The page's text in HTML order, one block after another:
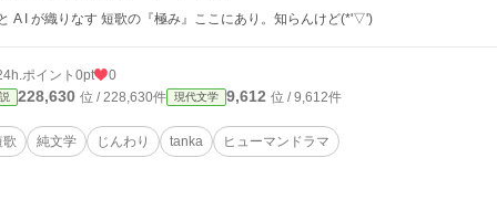
A I が織りなす 短歌の『極み』ここにあり。知らんけど(*'▽')
ポイント 0pt 0
228,630 位 / 228,630件 現代文学 9,612 位 / 9,612件
歌 純文学 じんわり tanka ヒューマンドラマ